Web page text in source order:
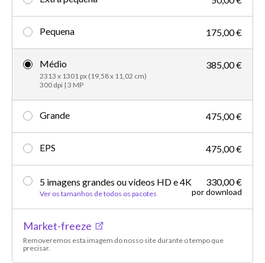
Pequena 175,00 €
Médio
2313 x 1301 px (19,58 x 11,02 cm)
300 dpi | 3 MP
385,00 €
Grande 475,00 €
EPS 475,00 €
5 imagens grandes ou vídeos HD e 4K
Ver os tamanhos de todos os pacotes
330,00 €
por download
Market-freeze
Removeremos esta imagem do nosso site durante o tempo que
precisar.